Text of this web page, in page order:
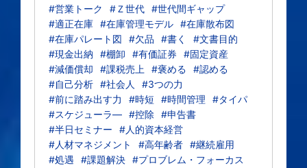
#営業トーク
#Ｚ世代 #世代間ギャップ
#適正在庫 #在庫管理モデル #在庫散布図
#在庫パレート図
#欠品 #書く
#文書目的
#現金出納
#棚卸 #有価証券
#固定資産
#減価償却
#課税売上 #褒める
#認める
#自己分析 #社会人
#3つの力
#前に踏み出す力
#時短 #時間管理
#タイパ
#スケジューラ― #控除
#申告書
#半日セミナー
#人的資本経営
#人材マネジメント
#高年齢者 #継続雇用
#処遇
#課題解決 #プロブレム・フォーカス